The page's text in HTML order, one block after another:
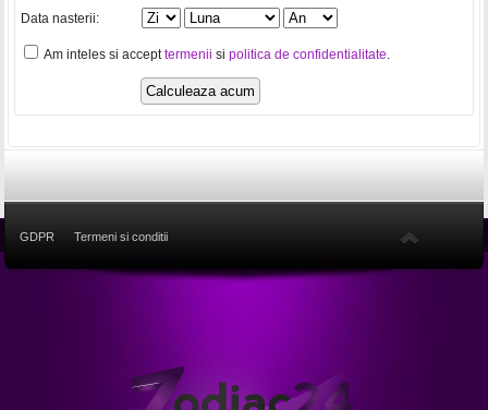
Data nasterii:
Am inteles si accepttermenii si politica de confidentialitate.
GDPR Termeni si conditii